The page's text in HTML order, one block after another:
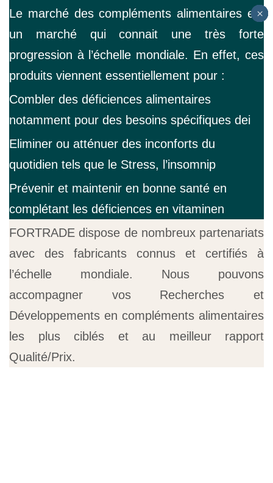
Accueil
A PROPOS DE FORTRADE
Contactez-nous
English
Le marché des compléments alimentaires est
un marché qui connait une très forte
progression à l’échelle mondiale. En effet, ces
produits viennent essentiellement pour :
Combler des déficiences alimentaires
notamment pour des besoins spécifiques
destinés à des c
Eliminer ou atténuer des inconforts du
quotidien tels que le Stress, l’insomnie, la
digestio
Prévenir et maintenir en bonne santé en
complétant les déficiences en vitamines, en
minéraux
FORTRADE dispose de nombreux partenariats
avec des fabricants connus et certifiés à
l’échelle mondiale. Nous pouvons
accompagner vos Recherches et
×
×
×
×
×
×
×
×